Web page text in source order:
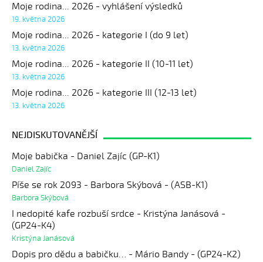
Moje rodina... 2026 - vyhlášení výsledků
19. května 2026
Moje rodina... 2026 - kategorie I (do 9 let)
13. května 2026
Moje rodina... 2026 - kategorie II (10-11 let)
13. května 2026
Moje rodina... 2026 - kategorie III (12-13 let)
13. května 2026
NEJDISKUTOVANĚJŠÍ
Moje babička - Daniel Zajíc (GP-K1)
Daniel Zajíc
Píše se rok 2093 - Barbora Skýbová - (ASB-K1)
Barbora Skýbová
I nedopité kafe rozbuší srdce - Kristýna Janásová -
(GP24-K4)
Kristýna Janásová
Dopis pro dědu a babičku… - Mário Bandy - (GP24-K2)